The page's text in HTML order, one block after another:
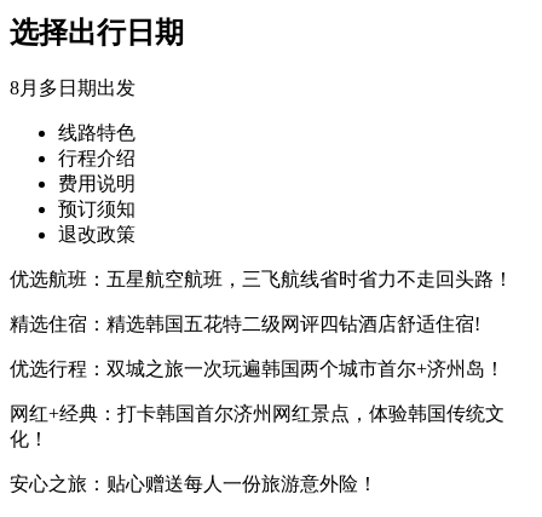
选择出行日期
8月多日期出发
线路特色
行程介绍
费用说明
预订须知
退改政策
优选航班：五星航空航班，三飞航线省时省力不走回头路！
精选住宿：精选韩国五花特二级网评四钻酒店舒适住宿!
优选行程：双城之旅一次玩遍韩国两个城市首尔+济州岛！
网红+经典：打卡韩国首尔济州网红景点，体验韩国传统文
化！
安心之旅：贴心赠送每人一份旅游意外险！